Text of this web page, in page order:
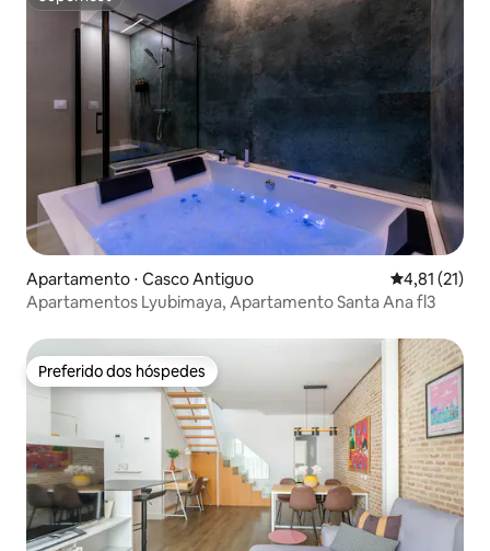
Superhost
Apartamento ⋅ Casco Antiguo 4,81 de uma
4,81 (21)
Apartamentos Lyubimaya, Apartamento Santa Ana fl3
Preferido dos hóspedes
Preferido dos hóspedes